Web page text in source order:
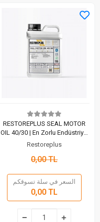
RESTOREPLUS SEAL MOTOR
OIL 40/30 | En Zorlu Endüstriyel
Koşullar İçin Maksimum Zırh (5
Restoreplus
0,00 TL
السعر في سلة تسوقكم
0,00 TL